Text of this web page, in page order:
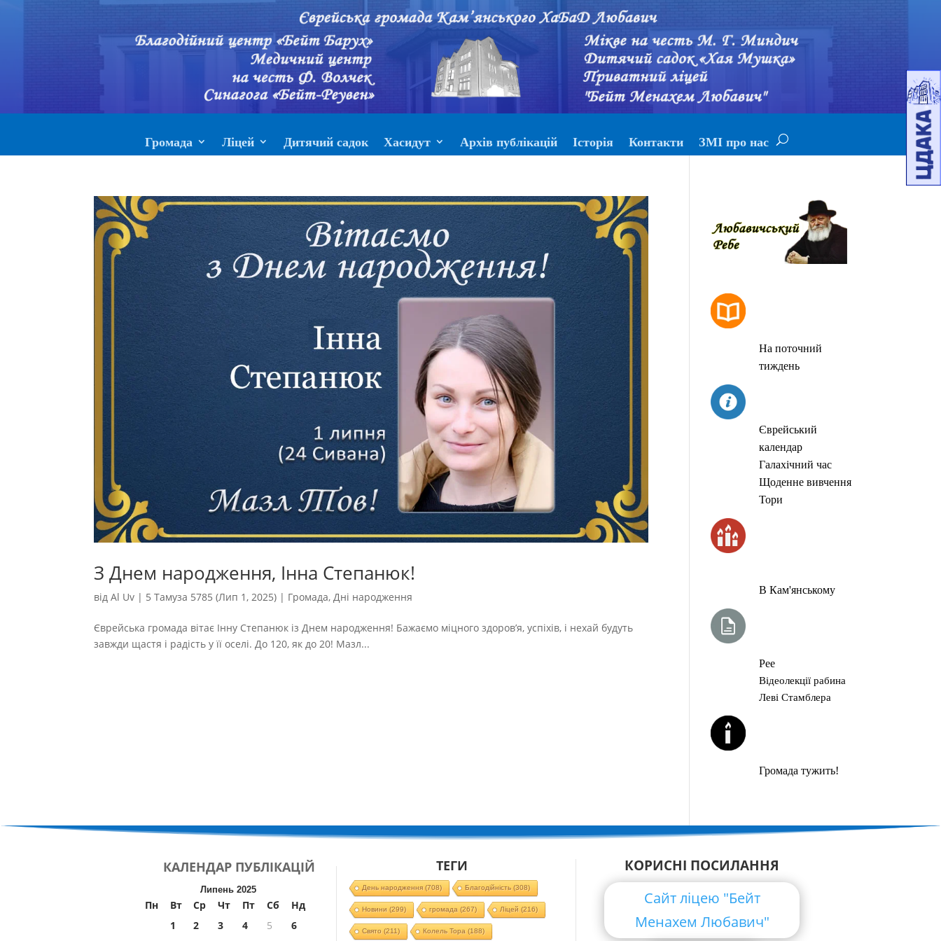
Громада Ліцей Дитячий садок Хасидут Архів публікацій Історія Контакти ЗМІ про нас
З Днем народження, Інна Степанюк!
відAl Uv | 5 Тамуза 5785 (Лип 1, 2025) | Громада, Дні народження
Єврейська громада вітає Інну Степанюк із Днем народження! Бажаємо міцного здоров’я, успіхів, і нехай будуть
завжди щастя і радість у її оселі. До 120, як до 20! Мазл...
На поточний
тиждень
Єврейський
календар
Галахічний час
Щоденне вивчення
Тори
В Кам'янському
Рее
Відеолекції рабина
Леві Стамблера
Громада тужить!
КАЛЕНДАР ПУБЛІКАЦІЙ
Липень 2025
Пн Вт Ср Чт Пт Сб
Нд
1
2 3 4 5
6
ТЕГИ
День народження(708) Благодійність (308)
Новини (299) громада (267) Ліцей (216)
Свято (211) Колель Тора (188)
КОРИСНІ ПОСИЛАННЯ
Сайт ліцею "Бейт
Менахем Любавич"